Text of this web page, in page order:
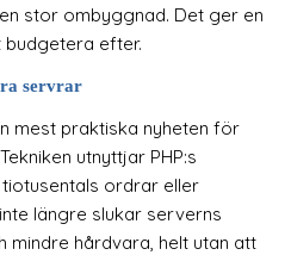
stor ombyggnad. Det ger en
efter.
servrar
mest praktiska nyheten för
utnyttjar PHP:s
ordrar eller
längre slukar serverns
mindre hårdvara, helt utan att